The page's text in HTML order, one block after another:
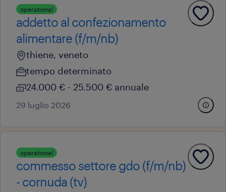
operational
addetto al confezionamento
alimentare (f/m/nb)
thiene, veneto
tempo determinato
24.000 € - 25.500 € annuale
29 luglio 2026
operational
commesso settore gdo (f/m/nb)
- cornuda (tv)